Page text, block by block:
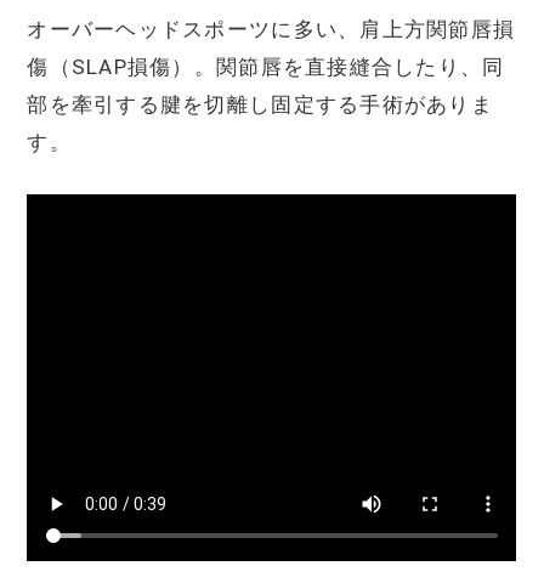
オーバーヘッドスポーツに多い、肩上方関節唇損
傷（SLAP損傷）。関節唇を直接縫合したり、同
部を牽引する腱を切離し固定する手術がありま
す。